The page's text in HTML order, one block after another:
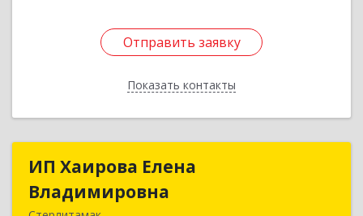
Отправить заявку
Показать контакты
Отправить заявку
Назад
ИП Хаирова Елена
Владимировна
ИП Хаирова Елена